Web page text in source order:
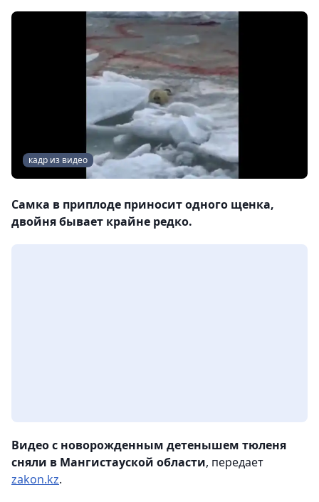
кадр из видео
Самка в приплоде приносит одного щенка,
двойня бывает крайне редко.
Видео с новорожденным детенышем тюленя
сняли в Мангистауской области, передает
zakon.kz.